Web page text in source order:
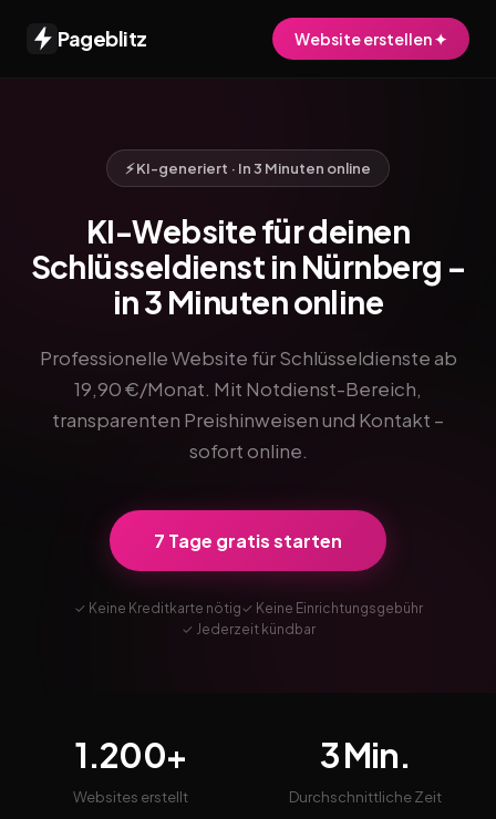
Pageblitz Website erstellen ✦
⚡ KI-generiert · In 3 Minuten online
KI-Website für deinen
Schlüsseldienst in Nürnberg –
in 3 Minuten online
Professionelle Website für Schlüsseldienste ab
19,90 €/Monat. Mit Notdienst-Bereich,
transparenten Preishinweisen und Kontakt –
sofort online.
7 Tage gratis starten
✓ Keine Kreditkarte nötig✓ Keine Einrichtungsgebühr
✓ Jederzeit kündbar
1.200+
Websites erstellt
3 Min.
Durchschnittliche Zeit